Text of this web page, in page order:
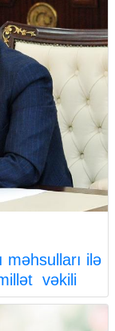
ilə
vəkili